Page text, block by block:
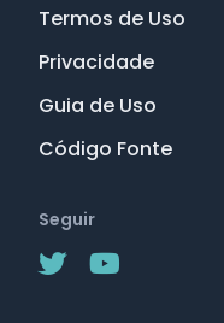
Termos de Uso
Privacidade
Guia de Uso
Código Fonte
Seguir